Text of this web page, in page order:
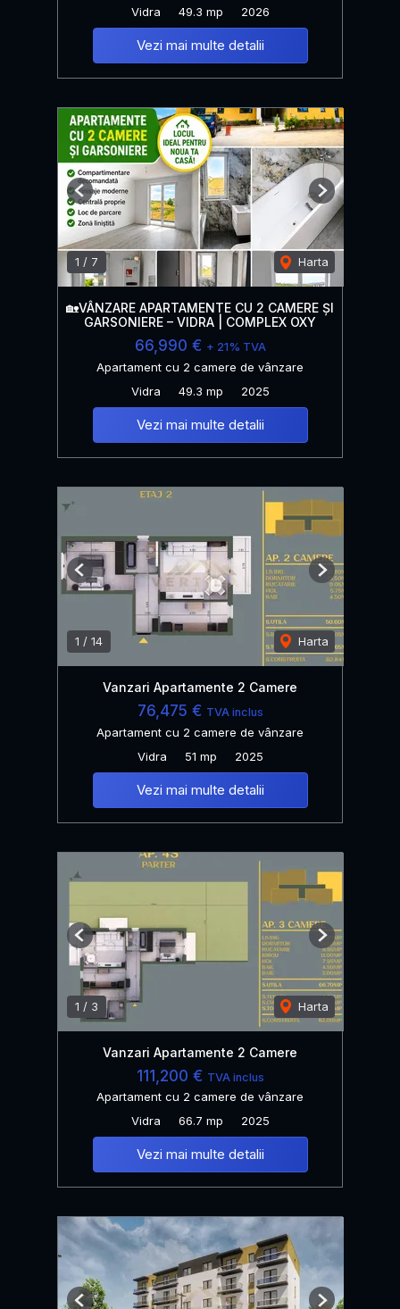
Vidra
49.3 mp 2026
Vezi mai multe detalii
1 / 7 Harta
Previous Next
🏡VÂNZARE APARTAMENTE CU 2 CAMERE ȘI
GARSONIERE – VIDRA | COMPLEX OXY
66,990 € + 21% TVA
Apartament cu 2 camere de vânzare
Vidra
49.3 mp 2025
Vezi mai multe detalii
1 / 14 Harta
Previous Next
Vanzari Apartamente 2 Camere
76,475 € TVA inclus
Apartament cu 2 camere de vânzare
Vidra
51 mp 2025
Vezi mai multe detalii
1 / 3 Harta
Previous Next
Vanzari Apartamente 2 Camere
111,200 € TVA inclus
Apartament cu 2 camere de vânzare
Vidra
66.7 mp 2025
Vezi mai multe detalii